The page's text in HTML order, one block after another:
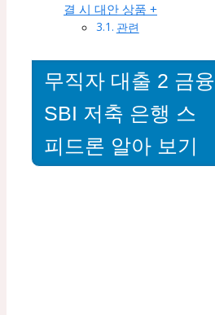
결 시 대안 상품 +
관련
무직자 대출 2 금융
SBI 저축 은행 스
피드론 알아 보기